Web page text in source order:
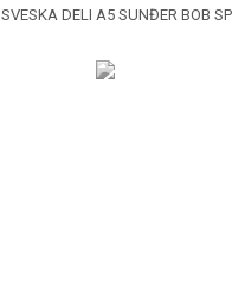
SVESKA DELI A5 SUNĐER BOB